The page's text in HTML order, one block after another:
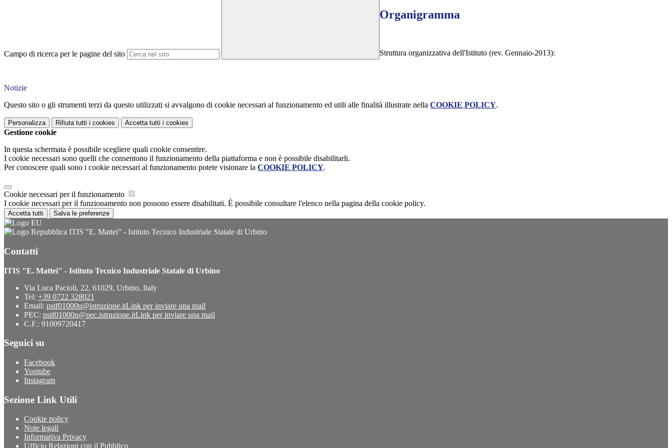
Campo di ricerca per le pagine del sito
Organigramma
Struttura organizzativa dell'Istituto (rev. Gennaio-2013):
Notizie
Questo sito o gli strumenti terzi da questo utilizzati si avvalgono di cookie necessari al funzionamento ed utili alle finalità illustrate nella COOKIE POLICY.
Personalizza Rifiuta tutti i cookies Accetta tutti i cookies
Gestione cookie
In questa schermata è possibile scegliere quali cookie consentire.
I cookie necessari sono quelli che consentono il funzionamento della piattaforma e non è possibile disabilitarli.
Per conoscere quali sono i cookie necessari al funzionamento potete visionare la COOKIE POLICY.
Cookie necessari per il funzionamento
I cookie necessari per il funzionamento non possono essere disabilitati. È possibile consultare l'elenco nella pagina della cookie policy.
Accetta tutti Salva le preferenze
ITIS "E. Mattei" - Istituto Tecnico Industriale Statale di Urbino
Contatti
ITIS "E. Mattei" - Istituto Tecnico Industriale Statale di Urbino
Via Luca Pacioli, 22, 61029, Urbino, Italy
Tel: +39 0722 328021
Email: pstf01000n@istruzione.itLink per inviare una mail
PEC: pstf01000n@pec.istruzione.itLink per inviare una mail
C.F.: 91009720417
Seguici su
Facebook
Youtube
Instagram
Sezione Link Utili
Cookie policy
Note legali
Informativa Privacy
Ufficio Relazioni con il Pubblico